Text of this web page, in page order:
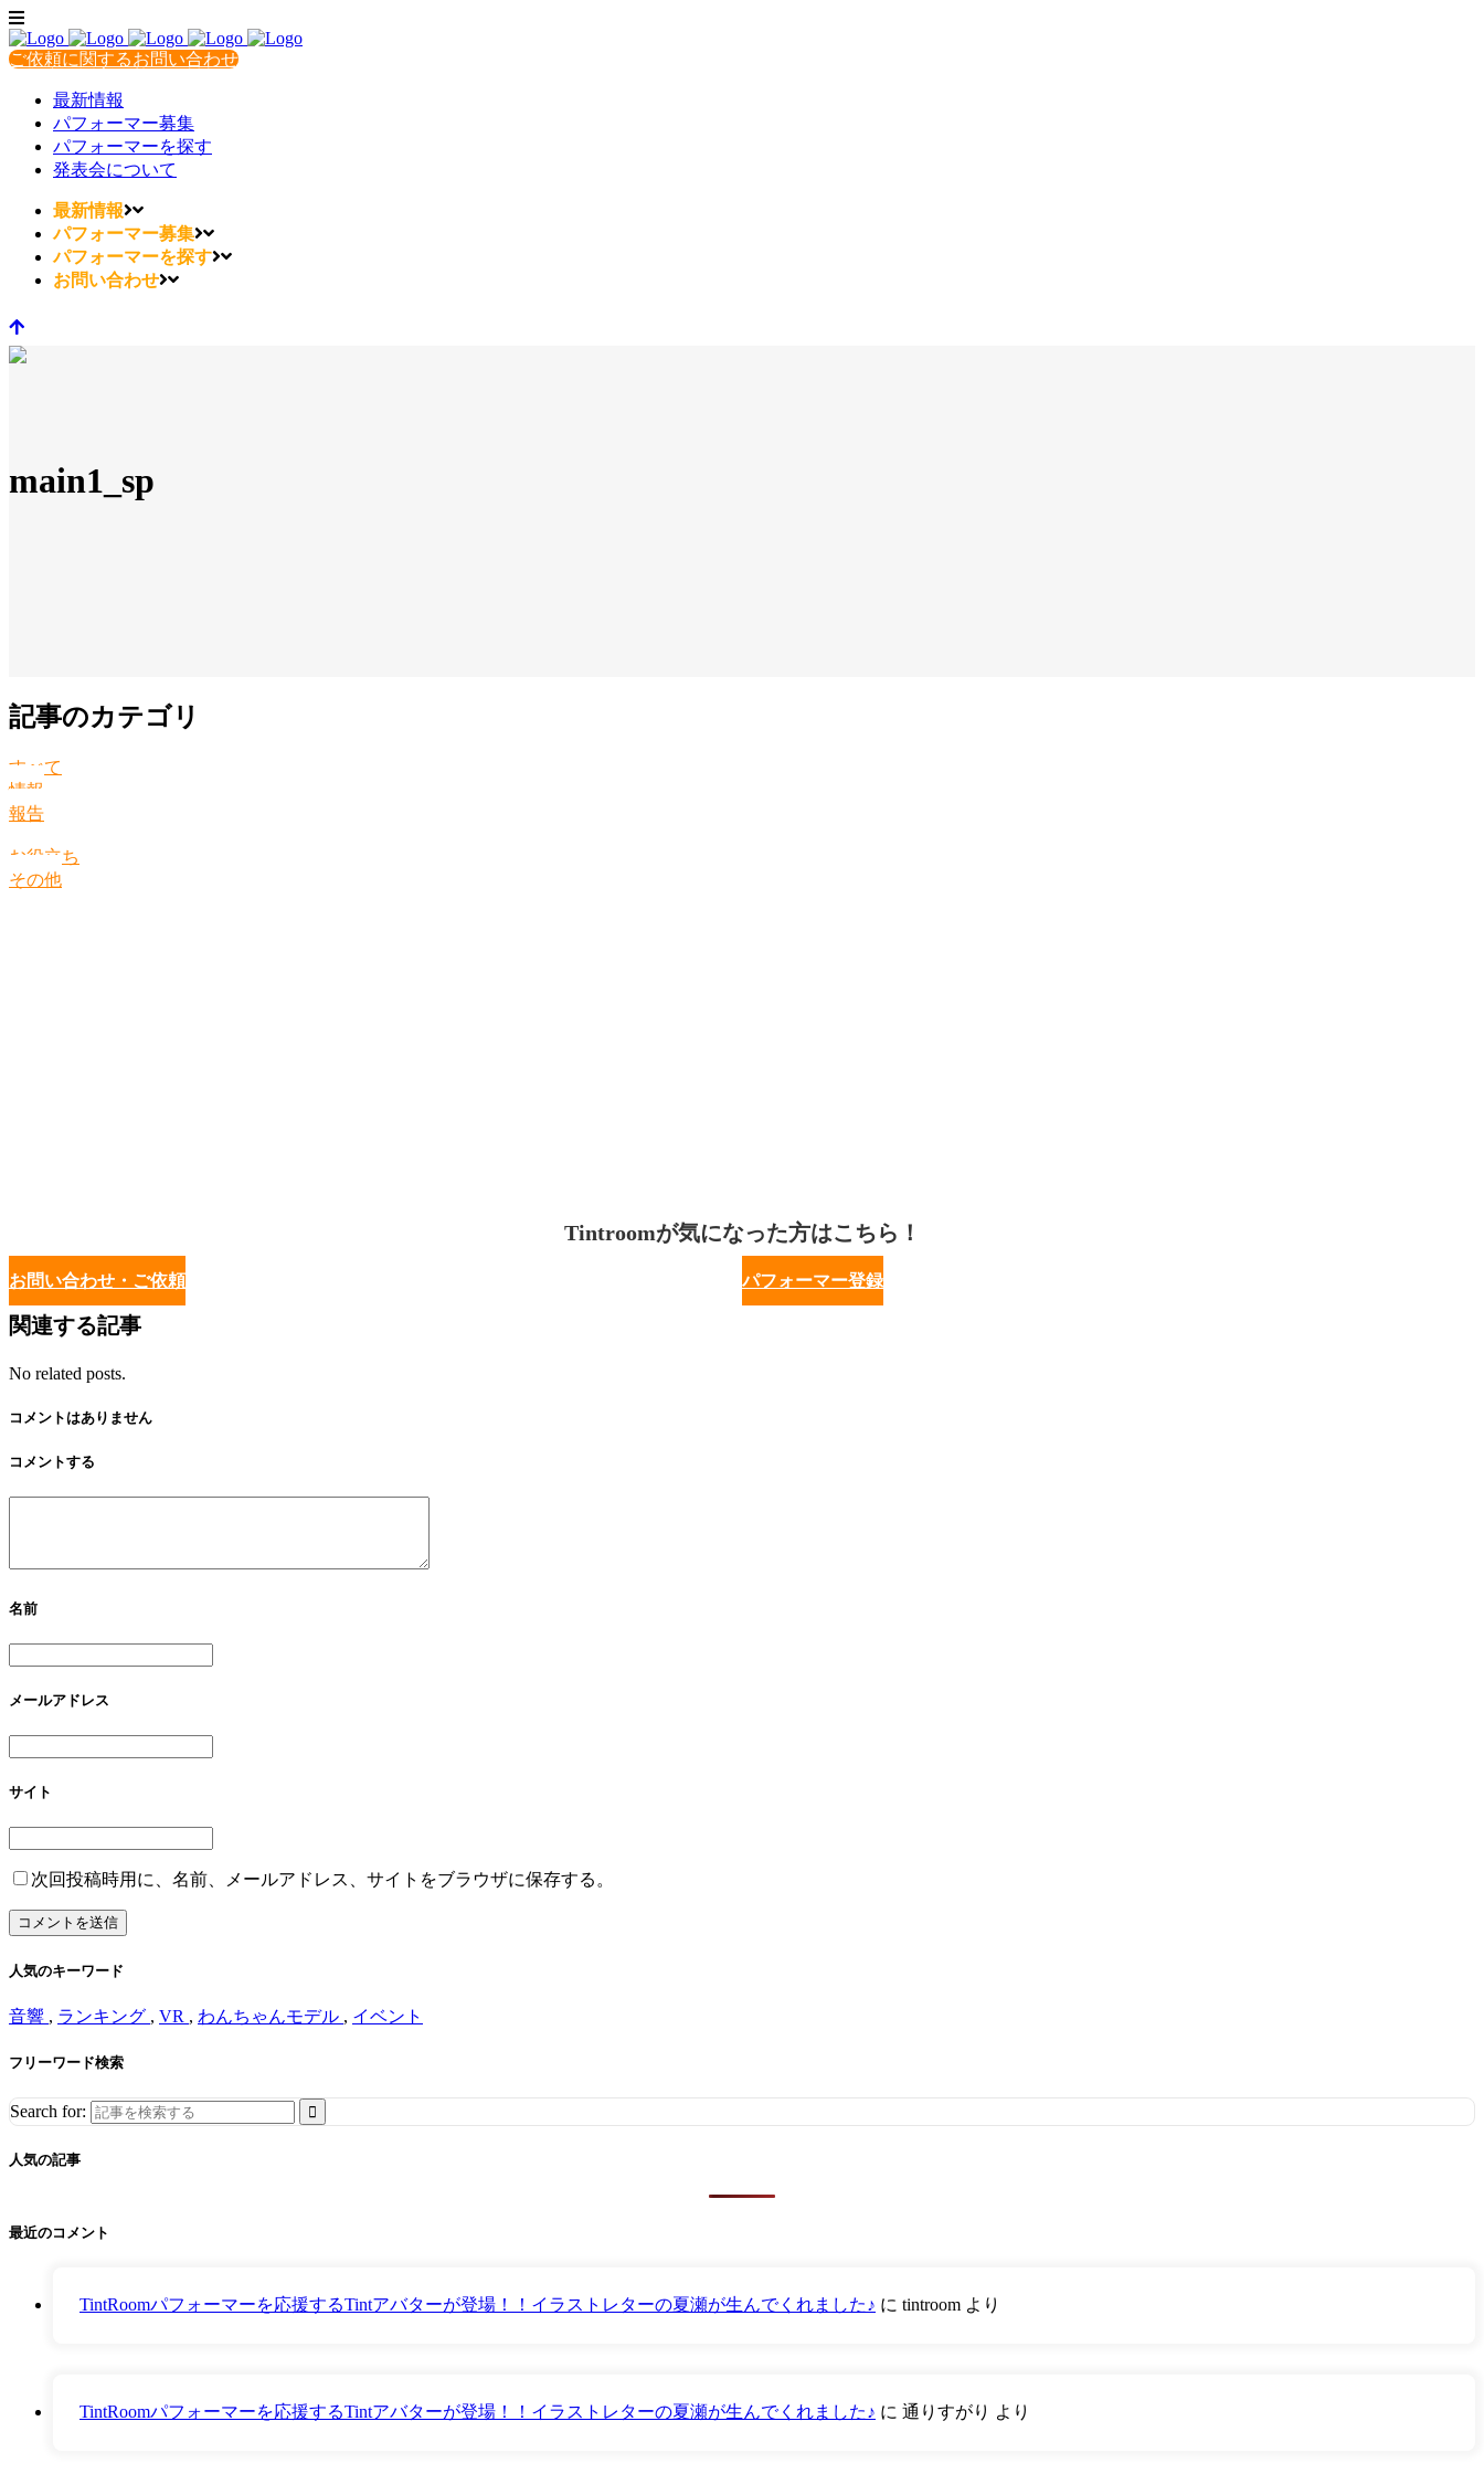
ご依頼に関するお問い合わせ
最新情報
パフォーマー募集
パフォーマーを探す
発表会について
最新情報
パフォーマー募集
パフォーマーを探す
お問い合わせ
main1_sp
記事のカテゴリ
すべて
情報
報告
お役立ち
その他
Tintroomが気になった方はこちら！
お問い合わせ・ご依頼 パフォーマー登録
関連する記事
No related posts.
コメントはありません
コメントする
名前
メールアドレス
サイト
次回投稿時用に、名前、メールアドレス、サイトをブラウザに保存する。
人気のキーワード
音響 , ランキング , VR , わんちゃんモデル , イベント
フリーワード検索
Search for:
人気の記事
最近のコメント
TintRoomパフォーマーを応援するTintアバターが登場！！イラストレターの夏瀬が生んでくれました♪ に tintroom より
TintRoomパフォーマーを応援するTintアバターが登場！！イラストレターの夏瀬が生んでくれました♪ に 通りすがり より